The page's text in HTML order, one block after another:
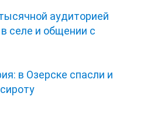
аудиторией
селе и общении с
в Озерске спасли и